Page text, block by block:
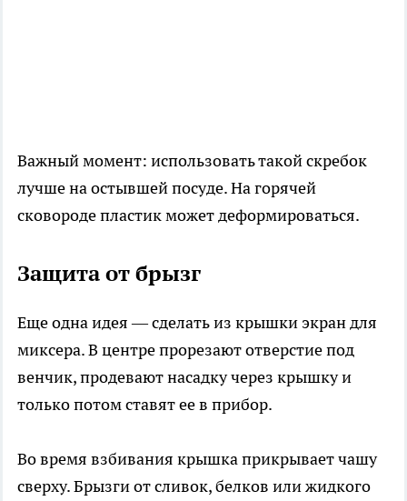
Важный момент: использовать такой скребок
лучше на остывшей посуде. На горячей
сковороде пластик может деформироваться.
Защита от брызг
Еще одна идея — сделать из крышки экран для
миксера. В центре прорезают отверстие под
венчик, продевают насадку через крышку и
только потом ставят ее в прибор.
Во время взбивания крышка прикрывает чашу
сверху. Брызги от сливок, белков или жидкого